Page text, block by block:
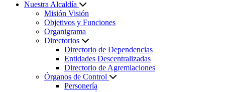
Nuestra Alcaldía
Misión Visión
Objetivos y Funciones
Organigrama
Directorios
Directorio de Dependencias
Entidades Descentralizadas
Directorio de Agremiaciones
Órganos de Control
Personería